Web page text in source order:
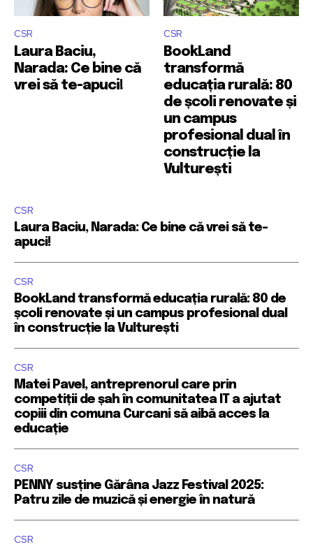
CSR
Laura Baciu,
Narada: Ce bine că
vrei să te-apuci!
CSR
BookLand
transformă
educația rurală: 80
de școli renovate și
un campus
profesional dual în
construcție la
Vulturești
CSR
Laura Baciu, Narada: Ce bine că vrei să te-
apuci!
CSR
BookLand transformă educația rurală: 80 de
școli renovate și un campus profesional dual
în construcție la Vulturești
CSR
Matei Pavel, antreprenorul care prin
competiții de șah în comunitatea IT a ajutat
copiii din comuna Curcani să aibă acces la
educație
CSR
PENNY susține Gărâna Jazz Festival 2025:
Patru zile de muzică și energie în natură
CSR